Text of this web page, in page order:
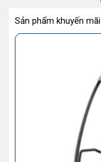
Sản phẩm khuyến mãi